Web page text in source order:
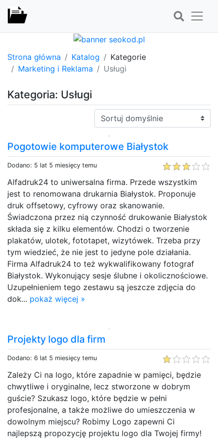
Strona główna Katalog
Kategorie
Marketing i Reklama
Usługi
Kategoria: Usługi
Sortuj:
Pogotowie komputerowe Białystok
Dodano: 5 lat 5 miesięcy temu
Alfadruk24 to uniwersalna firma. Przede wszystkim
jest to renomowana drukarnia Białystok. Proponuje
druk offsetowy, cyfrowy oraz skanowanie.
Świadczona przez nią czynność drukowanie Białystok
składa się z kilku elementów. Chodzi o tworzenie
plakatów, ulotek, fototapet, wizytówek. Trzeba przy
tym wiedzieć, że nie jest to jedyne pole działania.
Firma Alfadruk24 to też wykwalifikowany fotograf
Białystok. Wykonujący sesje ślubne i okolicznościowe.
Uzupełnieniem tego zestawu są jeszcze zdjęcia do
dok... pokaż więcej »
Projekty logo dla firm
Dodano: 6 lat 5 miesięcy temu
Zależy Ci na logo, które zapadnie w pamięci, będzie
chwytliwe i oryginalne, lecz stworzone w dobrym
guście? Szukasz logo, które będzie w pełni
profesjonalne, a także możliwe do umieszczenia w
dowolnym miejscu? Robimy Logo zapewni Ci
najlepszą propozycję projektu logo dla Twojej firmy!